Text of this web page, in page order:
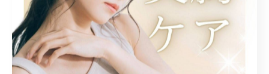
< 前のページ 一覧に戻る 次のページ >